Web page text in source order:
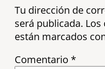
Tu dirección de
será publicada.
están marcados
Comentario *